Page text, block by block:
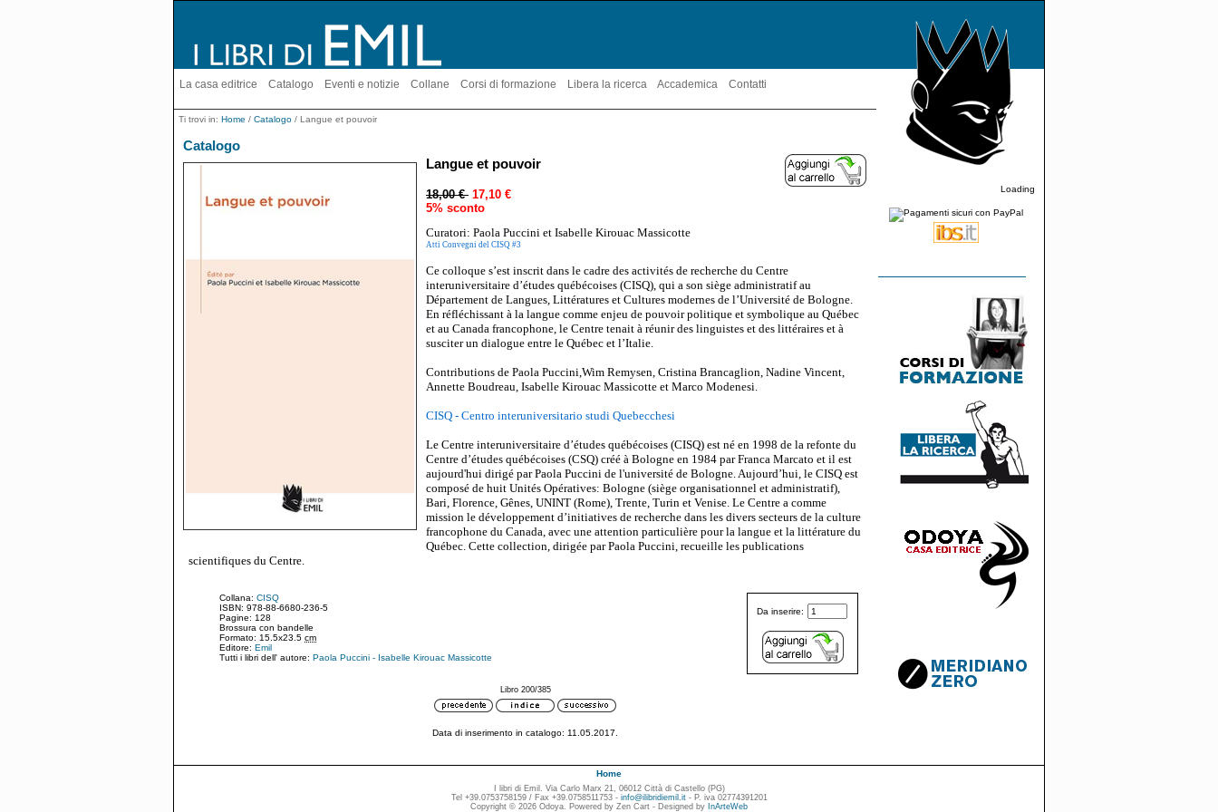
La casa editrice Catalogo Eventi e notizie Collane Corsi di formazione Libera la ricerca Accademica Contatti
Ti trovi in: Home / Catalogo / Langue et pouvoir
Catalogo
Langue et pouvoir
18,00 € 17,10 €
5% sconto
Curatori: Paola Puccini et Isabelle Kirouac Massicotte
Atti Convegni del CISQ #3
Ce colloque s’est inscrit dans le cadre des activités de recherche du Centre
interuniversitaire d’études québécoises (CISQ), qui a son siège administratif au
Département de Langues, Littératures et Cultures modernes de l’Université de Bologne.
En réfléchissant à la langue comme enjeu de pouvoir politique et symbolique au Québec
et au Canada francophone, le Centre tenait à réunir des linguistes et des littéraires et à
susciter un dialogue entre le Québec et l’Italie.
Contributions de Paola Puccini,Wim Remysen, Cristina Brancaglion, Nadine Vincent,
Annette Boudreau, Isabelle Kirouac Massicotte et Marco Modenesi.
CISQ - Centro interuniversitario studi Quebecchesi
Le Centre interuniversitaire d’études québécoises (CISQ) est né en 1998 de la refonte du
Centre d’études québécoises (CSQ) créé à Bologne en 1984 par Franca Marcato et il est
aujourd'hui dirigé par Paola Puccini de l'université de Bologne. Aujourd’hui, le CISQ est
composé de huit Unités Opératives: Bologne (siège organisationnel et administratif),
Bari, Florence, Gênes, UNINT (Rome), Trente, Turin et Venise. Le Centre a comme
mission le développement d’initiatives de recherche dans les divers secteurs de la culture
francophone du Canada, avec une attention particulière pour la langue et la littérature du
Québec. Cette collection, dirigée par Paola Puccini, recueille les publications
scientifiques du Centre.
Da inserire:
Collana: CISQ
ISBN: 978-88-6680-236-5
Pagine: 128
Brossura con bandelle
Formato: 15.5x23.5 cm
Editore: Emil
Tutti i libri dell' autore: Paola Puccini - Isabelle Kirouac Massicotte
Libro 200/385
Data di inserimento in catalogo: 11.05.2017.
Loading
Home
I libri di Emil. Via Carlo Marx 21, 06012 Città di Castello (PG)
Tel +39.0753758159 / Fax +39.0758511753 - info@ilibridiemil.it- P. iva 02774391201
Copyright © 2026 Odoya. Powered by Zen Cart - Designed by InArteWeb